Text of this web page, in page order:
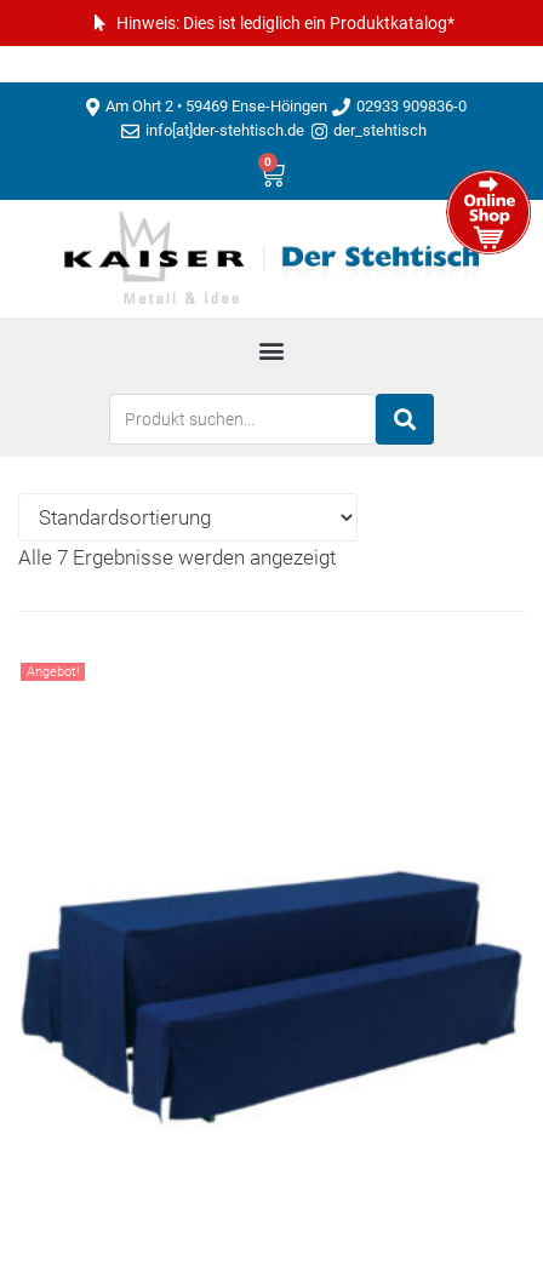
Hinweis: Dies ist lediglich ein Produktkatalog*
Am Ohrt 2 • 59469 Ense-Höingen
02933 909836-0
info[at]der-stehtisch.de
der_stehtisch
0
Alle 7 Ergebnisse werden angezeigt
Angebot!